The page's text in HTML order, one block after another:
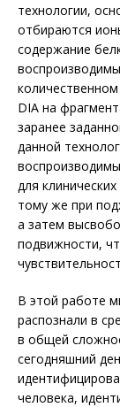
технологии,
отбираются
содержание
DIA на
заранее
данной
для
тому же при
а затем
подвижности,
В этой работе
распознали в
в общей
сегодняшний
человека,